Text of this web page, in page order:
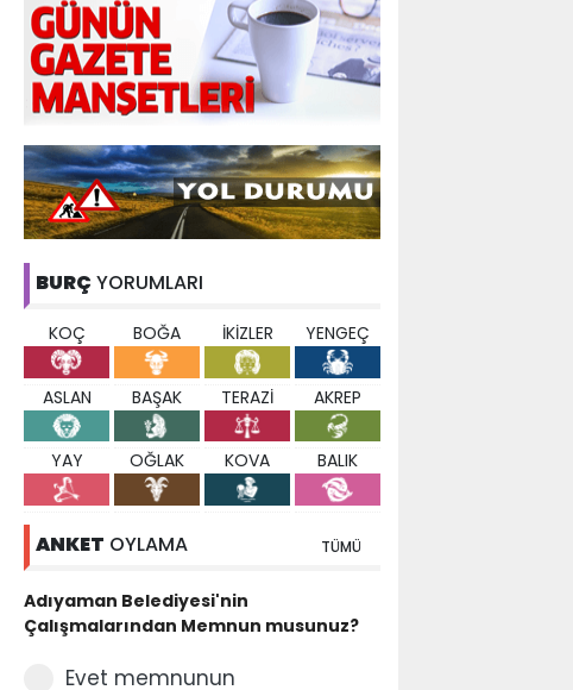
BURÇ YORUMLARI
KOÇ BOĞA İKİZLER YENGEÇ
ASLAN BAŞAK TERAZİ AKREP
YAY OĞLAK KOVA BALIK
ANKET OYLAMA TÜMÜ
Adıyaman Belediyesi'nin
Çalışmalarından Memnun musunuz?
Evet memnunun